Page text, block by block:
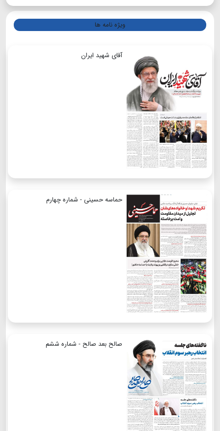
ویژه نامه ها
آقای شهید ایران
حماسه حسینی - شماره چهارم
صالح بعد صالح - شماره ششم